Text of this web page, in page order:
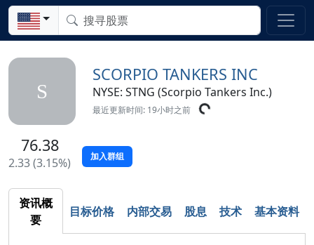
S
SCORPIO TANKERS INC
NYSE: STNG (Scorpio Tankers Inc.)
最近更新时间: 19小时之前
76.38
2.33 (3.15%) 加入群组
资讯概
要
目标价格 内部交易 股息 技术 基本资料